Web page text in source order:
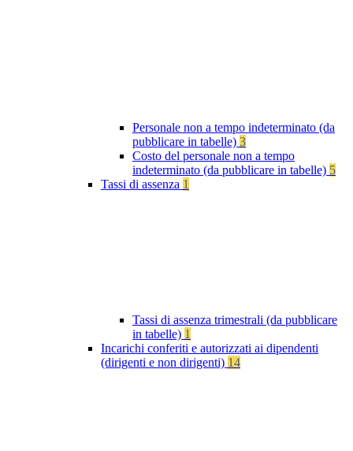
Personale non a tempo indeterminato (da
pubblicare in tabelle) 3
Costo del personale non a tempo
indeterminato (da pubblicare in tabelle) 5
Tassi di assenza 1
Tassi di assenza trimestrali (da pubblicare
in tabelle) 1
Incarichi conferiti e autorizzati ai dipendenti
(dirigenti e non dirigenti) 14